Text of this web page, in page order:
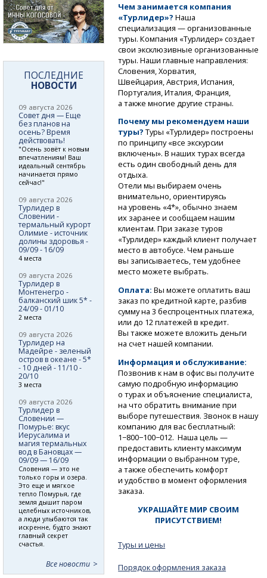
Чем занимается компания
«Турлидер»? Наша
специализация — организованные
туры. Компания «Турлидер» создает
свои эксклюзивные организованные
туры. Наши главные направления:
Словения, Хорватия,
Швейцария, Австрия, Испания,
Португалия, Италия, Франция,
а также многие другие страны.
Почему мы рекомендуем наши
туры? Туры «Турлидер» построены
по принципу «все экскурсии
включены». В наших турах всегда
есть один свободный день для
отдыха.
Отели мы выбираем очень
внимательно, ориентируясь
на уровень «4*», обычно знаем
их заранее и сообщаем нашим
клиентам. При заказе туров
«Турлидер» каждый клиент получает
место в автобусе. Чем раньше
вы записываетесь, тем удобнее
место можете выбрать.
Оплата: Вы можете оплатить ваш
заказ по кредитной карте, разбив
сумму на 3 беспроцентных платежа,
или до 12 платежей в кредит.
Вы также можете вложить деньги
на счет нашей компании.
Информация и обслуживание:
Позвонив к нам в офис вы получите
самую подробную информацию
о турах и объяснение специалиста,
на что обратить внимание при
выборе путешествия. Звонок в нашу
компанию для вас бесплатный:
1−800−100−012. Наша цель —
предоставить клиенту максимум
информации о выбранном туре,
а также обеспечить комфорт
и удобство в момент оформления
заказа.
УКРАШАЙТЕ МИР СВОИМ
ПРИСУТСТВИЕМ!
Туры и цены
Порядок оформления заказа
ПОСЛЕДНИЕ
НОВОСТИ
09 августа 2026
Совет дня — Еще
без планов на
осень? Время
действовать!
"Осень зовёт к новым
впечатлениям! Ваш
идеальный сентябрь
начинается прямо
сейчас!"
09 августа 2026
Турлидер в
Словении -
термальный курорт
Олимие - источник
долины здоровья -
09/09 - 16/09
4 места
09 августа 2026
Турлидер в
Монтенегро -
балканский шик 5* -
24/09 - 01/10
2 места
09 августа 2026
Турлидер на
Мадейре - зеленый
остров в океане - 5*
- 10 дней - 11/10 -
20/10
3 места
09 августа 2026
Турлидер в
Словении —
Помурье: вкус
Иерусалима и
магия термальных
вод в Бановцах —
09/09 — 16/09
Словения — это не
только горы и озера.
Это еще и мягкое
тепло Помурья, где
земля дышит паром
целебных источников,
а люди улыбаются так
искренне, будто знают
главный секрет
счастья.
Все новости